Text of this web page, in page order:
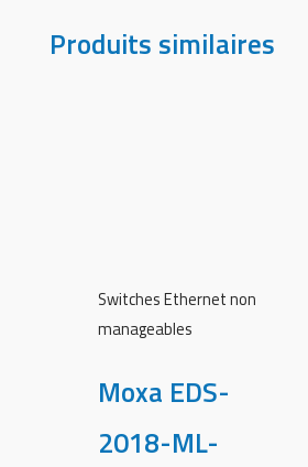
Produits similaires
Switches Ethernet non
manageables
Moxa EDS-
2018-ML-